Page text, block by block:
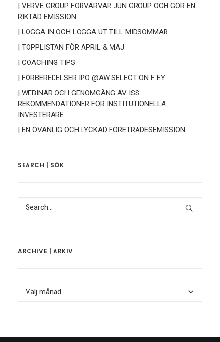
| VERVE GROUP FÖRVÄRVAR JUN GROUP OCH GÖR EN
RIKTAD EMISSION
| LOGGA IN OCH LOGGA UT TILL MIDSOMMAR
| TOPPLISTAN FÖR APRIL & MAJ
| COACHING TIPS
| FÖRBEREDELSER IPO @AW SELECTION F EY
| WEBINAR OCH GENOMGÅNG AV ISS
REKOMMENDATIONER FÖR INSTITUTIONELLA
INVESTERARE
| EN OVANLIG OCH LYCKAD FÖRETRÄDESEMISSION
SEARCH | SÖK
ARCHIVE | ARKIV
Archive